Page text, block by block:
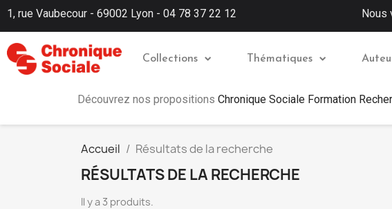
1, rue Vaubecour - 69002 Lyon - 04 78 37 22 12 Nous
Collections Thématiques
Découvrez nos propositions Chronique Sociale Formation
Accueil Résultats de la recherche
RÉSULTATS DE LA RECHERCHE
Il y a 3 produits.